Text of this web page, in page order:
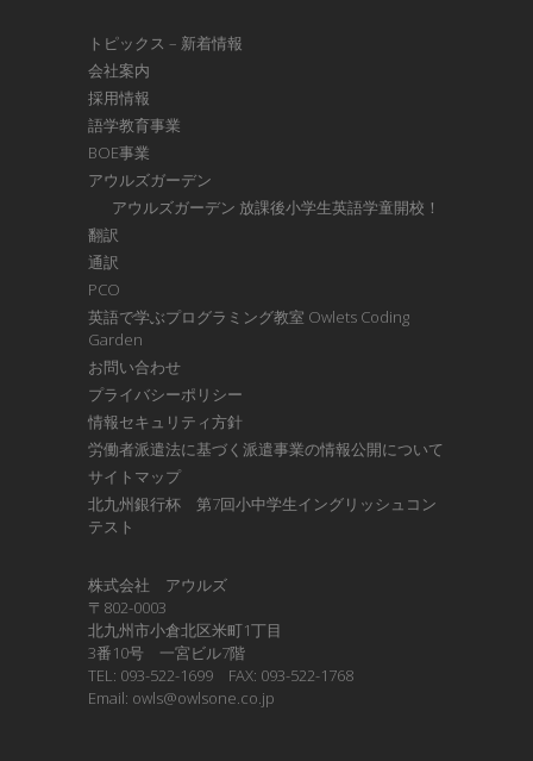
トピックス – 新着情報
会社案内
採用情報
語学教育事業
BOE事業
アウルズガーデン
アウルズガーデン 放課後小学生英語学童開校！
翻訳
通訳
PCO
英語で学ぶプログラミング教室 Owlets Coding
Garden
お問い合わせ
プライバシーポリシー
情報セキュリティ方針
労働者派遣法に基づく派遣事業の情報公開について
サイトマップ
北九州銀行杯 第7回小中学生イングリッシュコン
テスト
株式会社 アウルズ
〒802-0003
北九州市小倉北区米町1丁目
3番10号 一宮ビル7階
TEL: 093-522-1699 FAX: 093-522-1768
Email: owls@owlsone.co.jp